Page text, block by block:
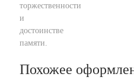
торжественности
и
достоинстве
памяти.
Похожее